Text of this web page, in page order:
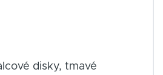
disky, tmavé